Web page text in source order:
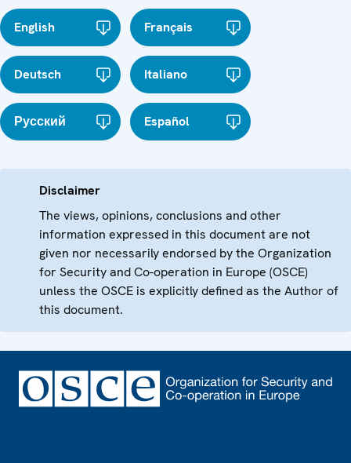
English Français
Deutsch Italiano
Русский Español
Disclaimer
The views, opinions, conclusions and other
information expressed in this document are not
given nor necessarily endorsed by the Organization
for Security and Co-operation in Europe (OSCE)
unless the OSCE is explicitly defined as the Author of
this document.